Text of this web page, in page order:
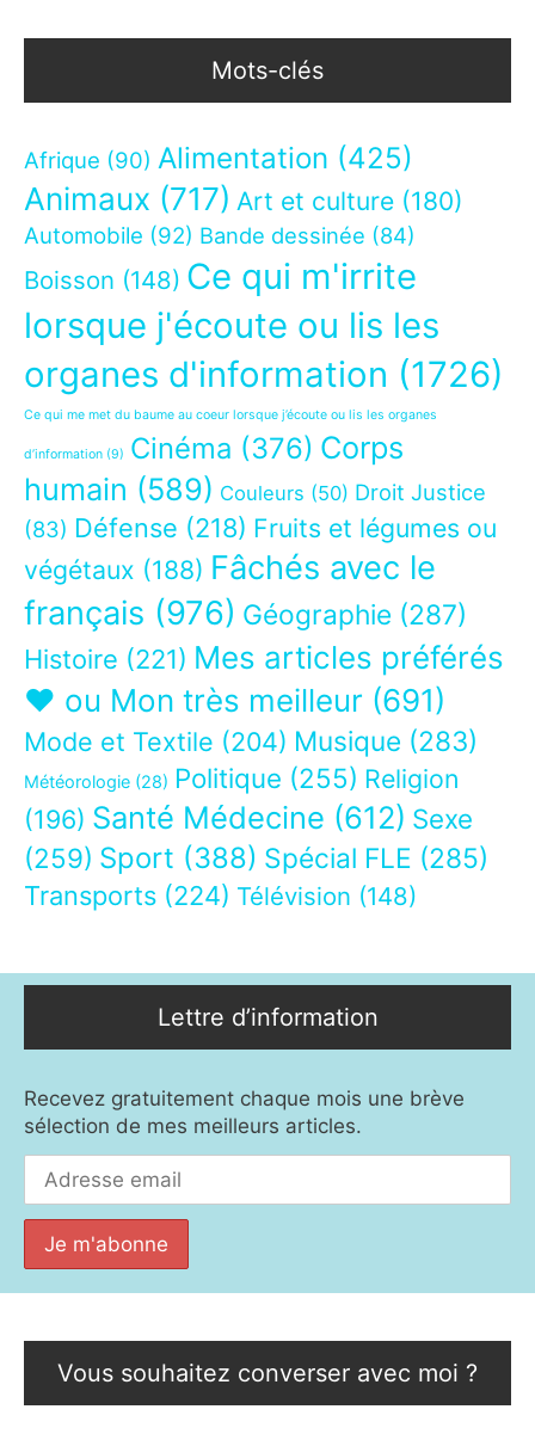
Mots-clés
Afrique (90) Alimentation (425)
Animaux (717) Art et culture (180)
Automobile (92) Bande dessinée (84)
Boisson (148) Ce qui m'irrite
lorsque j'écoute ou lis les
organes d'information (1726)
Ce qui me met du baume au coeur lorsque j’écoute ou lis les organes
d’information (9) Cinéma (376) Corps
humain (589) Couleurs (50) Droit Justice
(83) Défense (218) Fruits et légumes ou
végétaux (188) Fâchés avec le
français (976) Géographie (287)
Histoire (221) Mes articles préférés
❤ ou Mon très meilleur (691)
Mode et Textile (204) Musique (283)
Météorologie (28) Politique (255) Religion
(196) Santé Médecine (612) Sexe
(259) Sport (388) Spécial FLE (285)
Transports (224) Télévision (148)
Lettre d’information
Recevez gratuitement chaque mois une brève
sélection de mes meilleurs articles.
Vous souhaitez converser avec moi ?